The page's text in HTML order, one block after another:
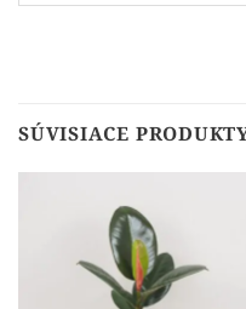
SÚVISIACE